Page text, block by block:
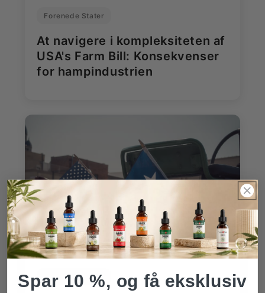
Forenede Stater
At navigere i kompleksiteten af
USA's Farm Bill: Konsekvenser
for hampindustrien
Forenede Stater
Spar 10 %, og få eksklusiv